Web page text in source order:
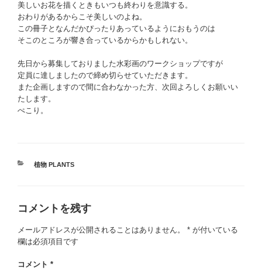
美しいお花を描くときもいつも終わりを意識する。
おわりがあるからこそ美しいのよね。
この冊子となんだかぴったりあっているようにおもうのは
そこのところが響き合っているからかもしれない。
先日から募集しておりました水彩画のワークショップですが
定員に達しましたので締め切らせていただきます。
また企画しますので間に合わなかった方、次回よろしくお願いい
たします。
ぺこり。
カ
ー
植物 PLANTS
コメントを残す
メールアドレスが公開されることはありません。 * が付いている
欄は必須項目です
コメント *